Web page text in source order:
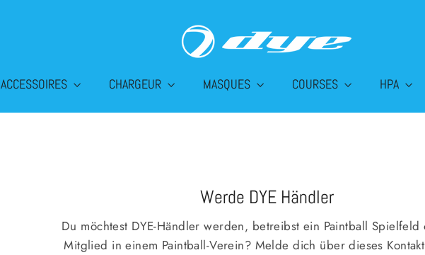
ACCESSOIRES CHARGEUR MASQUES COURSES HPA
Werde DYE Händler
Du möchtest DYE-Händler werden, betreibst ein Paintball
Mitglied in einem Paintball-Verein? Melde dich über dieses